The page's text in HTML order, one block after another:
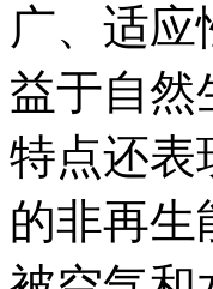
广、适
益于自然
特点还表
的非再生